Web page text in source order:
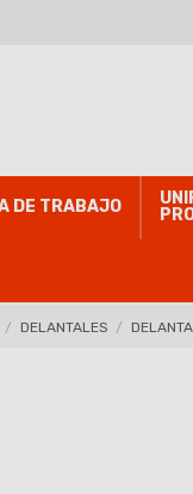
DE TRABAJO
DELANTALES